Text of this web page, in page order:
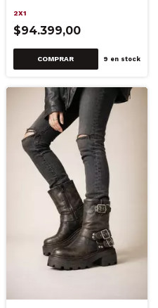
2X1
$94.399,00
COMPRAR 9 en stock